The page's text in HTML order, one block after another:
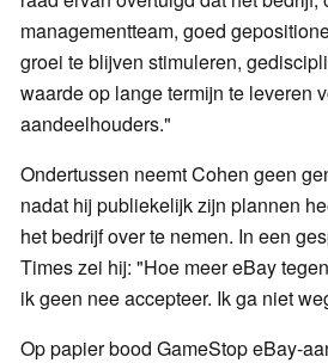
managementteam, goed
groei te blijven stimuleren,
waarde op lange termijn te leveren
aandeelhouders."
Ondertussen neemt Cohen geen
nadat hij publiekelijk zijn plannen
het bedrijf over te nemen. In een
Times zei hij: "Hoe meer eBay
ik geen nee accepteer. Ik ga niet
Op papier bood GameStop eBay-